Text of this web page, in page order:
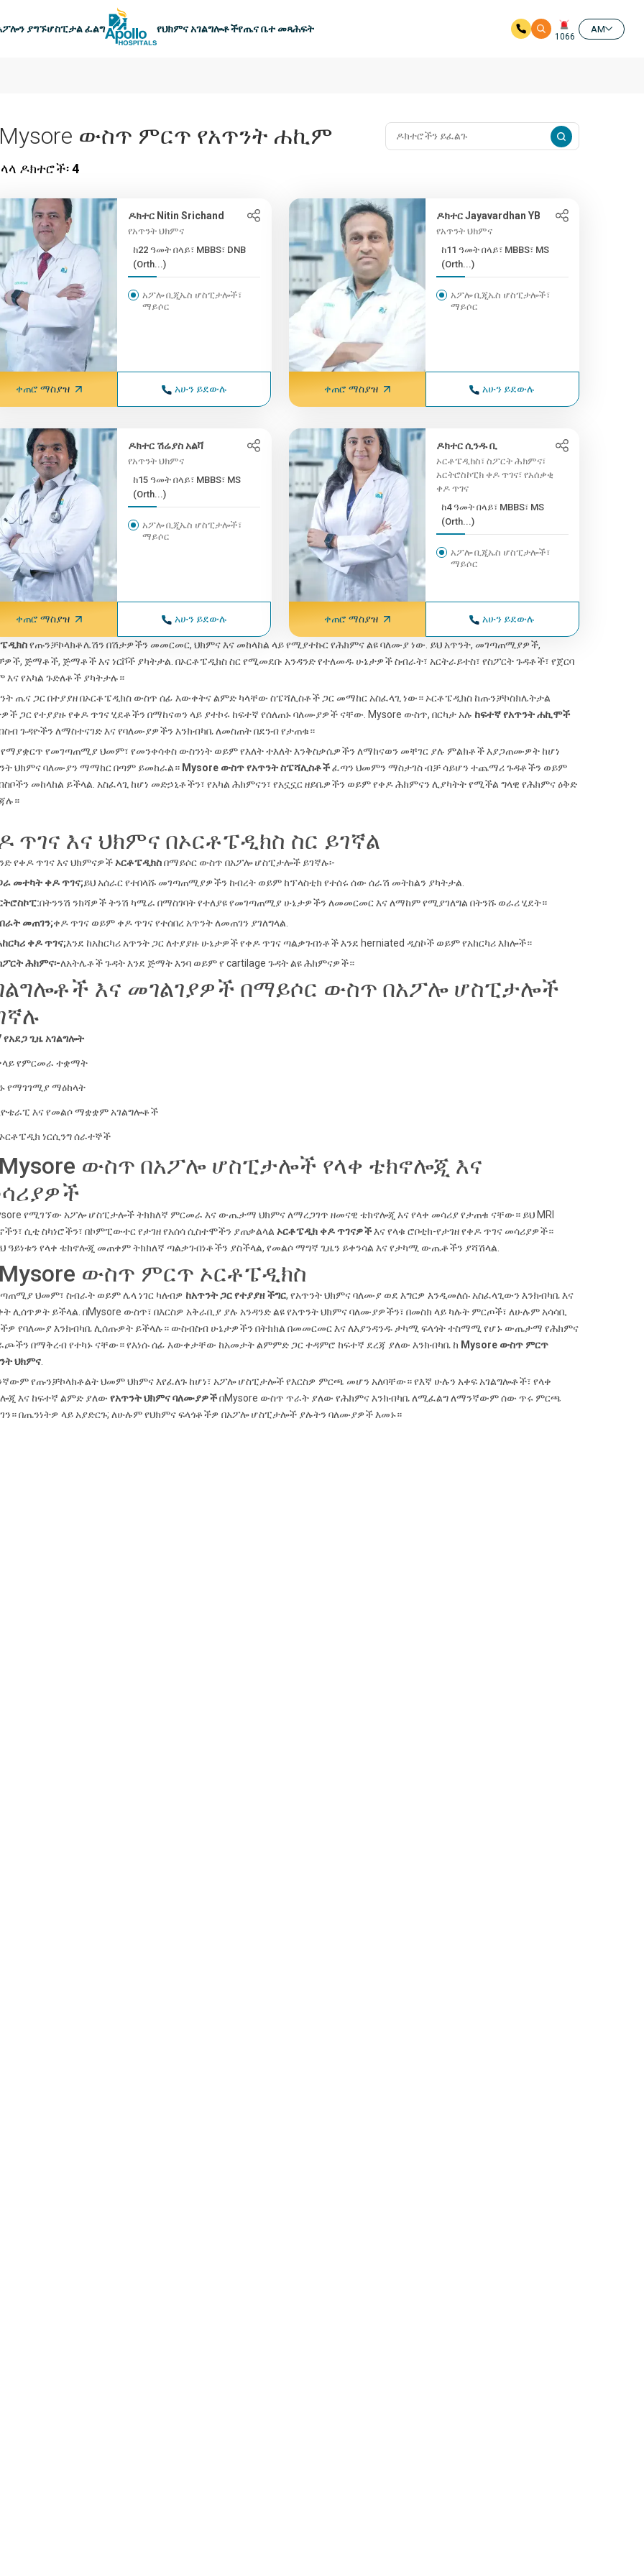
ያግኙሆስፒታል ፈልግ የህክምና አገልግሎቶችየጤና ቤተ መጻሕፍት
1066
AM
ውስጥ ምርጥ የአጥንት ሐኪም
ዶክተሮች፡4
ዶክተር Nitin Srichand
የአጥንት ህክምና
ከ22 ዓመት በላይ፣ MBBS፣ DNB
(Orth...)
አፖሎ ቢጂኤስ ሆስፒታሎች፣
ማይሶር
ቀጠሮ ማስያዝ አሁን ይደውሉ
ዶክተር Jayavardhan YB
የአጥንት ህክምና
ከ11 ዓመት በላይ፣ MBBS፣ MS
(Orth...)
አፖሎ ቢጂኤስ ሆስፒታሎች፣
ማይሶር
ቀጠሮ ማስያዝ አሁን ይደውሉ
ዶክተር ሽሬያስ አልቫ
የአጥንት ህክምና
ከ15 ዓመት በላይ፣ MBBS፣ MS
(Orth...)
አፖሎ ቢጂኤስ ሆስፒታሎች፣
ማይሶር
ቀጠሮ ማስያዝ አሁን ይደውሉ
ዶክተር ሲንዱ ቢ
ኦርቶፔዲክስ፣ ስፖርት ሕክምና፣
አርትሮስኮፒክ ቀዶ ጥገና፣ የአሰቃቂ
ቀዶ ጥገና
ከ4 ዓመት በላይ፣ MBBS፣ MS
(Orth...)
አፖሎ ቢጂኤስ ሆስፒታሎች፣
ማይሶር
ቀጠሮ ማስያዝ አሁን ይደውሉ
የጡንቻኮላክቶሌሽን በሽታዎችን መመርመር, ህክምና እና መከላከል ላይ የሚያተኩር የሕክምና ልዩ ባለሙያ ነው. ይህ አጥንት, መገጣጠሚያዎች,
ጅማቶች, ጅማቶች እና ነርቮች ያካትታል. በኦርቶፔዲክስ ስር የሚመደቡ አንዳንድ የተለመዱ ሁኔታዎች ስብራት፣ አርትራይተስ፣ የስፖርት ጉዳቶች፣ የጀርባ
እና የአካል ጉድለቶች ያካትታሉ።
ጤና ጋር በተያያዘ በኦርቶፔዲክስ ውስጥ ሰፊ እውቀትና ልምድ ካላቸው ስፔሻሊስቶች ጋር መማከር አስፈላጊ ነው። ኦርቶፔዲክስ ከጡንቻኮስክሌትታል
ጋር የተያያዙ የቀዶ ጥገና ሂደቶችን በማከናወን ላይ ያተኮሩ ከፍተኛ የሰለጠኑ ባለሙያዎች ናቸው. Mysore ውስጥ, በርካታ አሉ ከፍተኛ የአጥንት ሐኪሞች
ጉዳዮችን ለማስተናገድ እና የባለሙያዎችን እንክብካቤ ለመስጠት በደንብ የታጠቁ።
የማያቋርጥ የመገጣጠሚያ ህመም፣ የመንቀሳቀስ ውስንነት ወይም የእለት ተእለት እንቅስቃሴዎችን ለማከናወን መቸገር ያሉ ምልክቶች እያጋጠሙዎት ከሆነ
ህክምና ባለሙያን ማማከር በጣም ይመከራል። Mysore ውስጥ የአጥንት ስፔሻሊስቶችፈጣን ህመምን ማስታገስ ብቻ ሳይሆን ተጨማሪ ጉዳቶችን ወይም
መከላከል ይችላል. አስፈላጊ ከሆነ መድኃኒቶችን፣ የአካል ሕክምናን፣ የአኗኗር ዘይቤዎችን ወይም የቀዶ ሕክምናን ሊያካትት የሚችል ግላዊ የሕክምና ዕቅድ
ጥገና እና ህክምና በኦርቶፔዲክስ ስር ይገኛል
የቀዶ ጥገና እና ህክምናዎችኦርቶፔዲክስበማይሶር ውስጥ በአፖሎ ሆስፒታሎች ይገኛሉ፡-
መተካት ቀዶ ጥገና;ይህ አሰራር የተበላሹ መገጣጠሚያዎችን ከብረት ወይም ከፕላስቲክ የተሰሩ ሰው ሰራሽ መትከልን ያካትታል.
በትንንሽ ንክሻዎች ትንሽ ካሜራ በማስገባት የተለያዩ የመገጣጠሚያ ሁኔታዎችን ለመመርመር እና ለማከም የሚያገለግል በትንሹ ወራሪ ሂደት።
መጠገን;ቀዶ ጥገና ወይም ቀዶ ጥገና የተሰበረ አጥንት ለመጠገን ያገለግላል.
ቀዶ ጥገና;እንደ ከአከርካሪ አጥንት ጋር ለተያያዙ ሁኔታዎች የቀዶ ጥገና ጣልቃገብነቶች እንደ herniated ዲስኮች ወይም የአከርካሪ እክሎች።
ሕክምና፡-ለአትሌቶች ጉዳት እንደ ጅማት እንባ ወይም የ cartilage ጉዳት ልዩ ሕክምናዎች።
እና መገልገያዎች በማይሶር ውስጥ በአፖሎ ሆስፒታሎች
የአደጋ ጊዜ አገልግሎት
የምርመራ ተቋማት
የማገገሚያ ማዕከላት
እና የመልሶ ማቋቋም አገልግሎቶች
ነርሲንግ ሰራተኞች
ውስጥ በአፖሎ ሆስፒታሎች የላቀ ቴክኖሎጂ እና
የሚገኘው አፖሎ ሆስፒታሎች ትክክለኛ ምርመራ እና ውጤታማ ህክምና ለማረጋገጥ ዘመናዊ ቴክኖሎጂ እና የላቀ መሳሪያ የታጠቁ ናቸው። ይህ MRI
ሲቲ ስካነሮችን፣ በኮምፒውተር የታገዘ የአሰሳ ሲስተሞችን ያጠቃልላል ኦርቶፔዲክ ቀዶ ጥገናዎችእና የላቁ ሮቦቲክ-የታገዘ የቀዶ ጥገና መሳሪያዎች።
ዓይነቱን የላቀ ቴክኖሎጂ መጠቀም ትክክለኛ ጣልቃገብነቶችን ያስችላል, የመልሶ ማግኛ ጊዜን ይቀንሳል እና የታካሚ ውጤቶችን ያሻሽላል.
ውስጥ ምርጥ ኦርቶፔዲክስ
ህመም፣ ስብራት ወይም ሌላ ነገር ካለብዎ ከአጥንት ጋር የተያያዘ ችግር, የአጥንት ህክምና ባለሙያ ወደ እግርዎ እንዲመለሱ አስፈላጊውን እንክብካቤ እና
ሊሰጥዎት ይችላል. በMysore ውስጥ፣ በእርስዎ አቅራቢያ ያሉ አንዳንድ ልዩ የአጥንት ህክምና ባለሙያዎችን፣ በመስክ ላይ ካሉት ምርጦች፣ ለሁሉም አሳሳቢ
የባለሙያ እንክብካቤ ሊሰጡዎት ይችላሉ። ውስብስብ ሁኔታዎችን በትክክል በመመርመር እና ለእያንዳንዱ ታካሚ ፍላጎት ተስማሚ የሆኑ ውጤታማ የሕክምና
በማቅረብ የተካኑ ናቸው። የእነሱ ሰፊ እውቀታቸው ከአመታት ልምምድ ጋር ተዳምሮ ከፍተኛ ደረጃ ያለው እንክብካቤ ከ Mysore ውስጥ ምርጥ
ህክምና
የጡንቻኮላክቶልት ህመም ህክምና እየፈለጉ ከሆነ፣ አፖሎ ሆስፒታሎች የእርስዎ ምርጫ መሆን አለባቸው። የእኛ ሁሉን አቀፍ አገልግሎቶች፣ የላቀ
እና ከፍተኛ ልምድ ያለው የአጥንት ህክምና ባለሙያዎችበMysore ውስጥ ጥራት ያለው የሕክምና እንክብካቤ ለሚፈልግ ለማንኛውም ሰው ጥሩ ምርጫ
በጤንነትዎ ላይ አያድርጉ; ለሁሉም የህክምና ፍላጎቶችዎ በአፖሎ ሆስፒታሎች ያሉትን ባለሙያዎች እመኑ።